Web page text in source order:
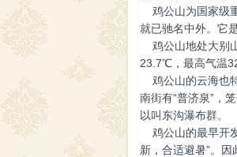
鸡公山为国家级
就已驰名中外。它
鸡公山地处大别
23.7℃，最高气温
鸡公山的云海也
南街有“普济泉”，
以叫东沟瀑布群。
鸡公山的最早开
新，合适避暑”。